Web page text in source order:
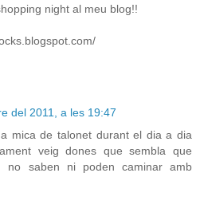
night al meu blog!!
del 2011, a les 19:47
mica de talonet durant el dia a dia
veig dones que sembla que
no saben ni poden caminar amb